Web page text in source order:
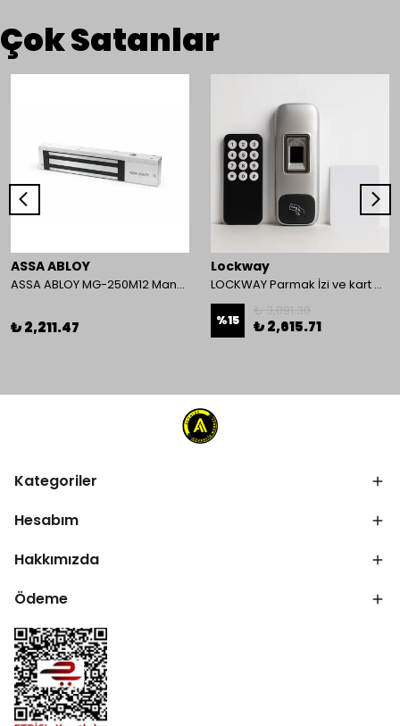
Çok Satanlar
ASSA ABLOY
ASSA ABLOY MG-250M12 Manyetik Kilit
₺ 2,211.47
Lockway
LOCKWAY Parmak İzi ve kart Okuyucu Kontrol Paneli
%15 ₺ 2,615.71
Kategoriler
Hesabım
Hakkımızda
Ödeme